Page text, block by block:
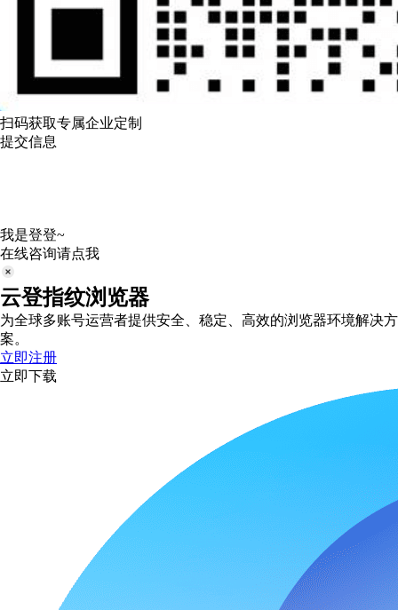
扫码获取专属企业定制
提交信息
我是登登~
在线咨询请点我
云登指纹浏览器
为全球多账号运营者提供安全、稳定、高效的浏览器环境解决方
案。
立即注册
立即下载